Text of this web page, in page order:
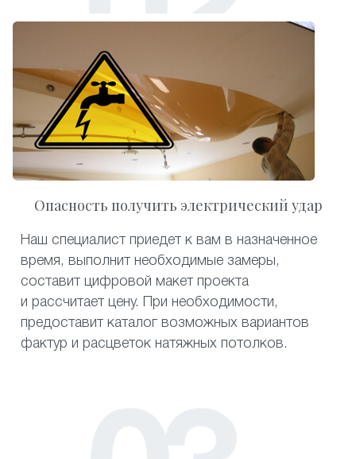
Опасность получить электрический удар
Наш специалист приедет к вам в назначенное
время, выполнит необходимые замеры,
составит цифровой макет проекта
и рассчитает цену. При необходимости,
предоставит каталог возможных вариантов
фактур и расцветок натяжных потолков.